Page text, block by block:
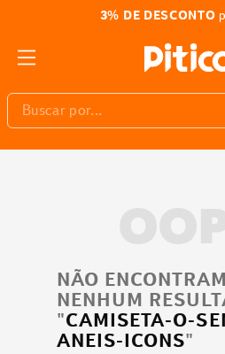
3% DE DESCONTO
Buscar por...
NÃO
NENHUM
"CAMISETA-O-
ANEIS-ICONS"